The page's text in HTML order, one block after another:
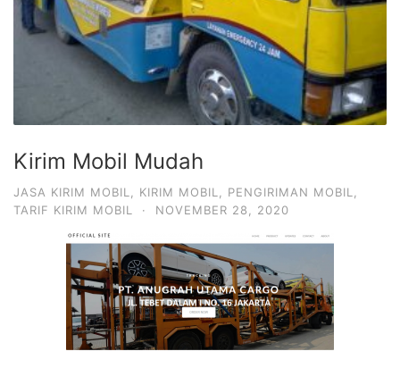
Kirim Mobil Mudah
JASA KIRIM MOBIL, KIRIM MOBIL, PENGIRIMAN MOBIL,
TARIF KIRIM MOBIL
· NOVEMBER 28, 2020